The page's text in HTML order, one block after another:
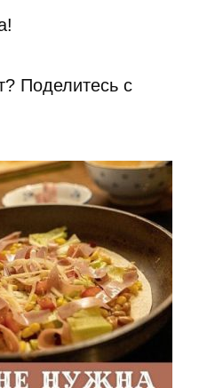
Поделитесь с